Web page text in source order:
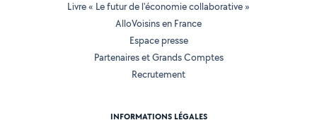
Livre « Le futur de l'économie collaborative »
AlloVoisins en France
Espace presse
Partenaires et Grands Comptes
Recrutement
INFORMATIONS LÉGALES